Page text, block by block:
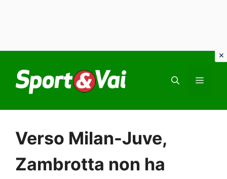
contenuto
Verso Milan-Juve,
Zambrotta non ha